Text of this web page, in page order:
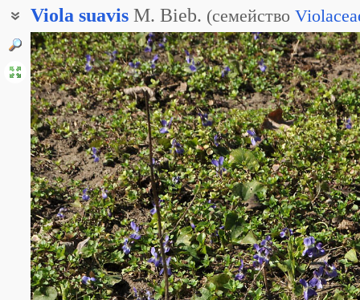
Viola suavis M. Bieb. (семейство
Фиалка понтийская
Фиалка русская